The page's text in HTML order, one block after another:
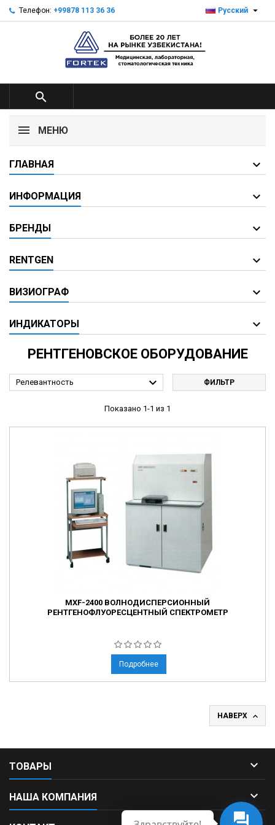
Телефон: +99878 113 36 36 Русский 

МЕНЮ
ГЛАВНАЯ
ИНФОРМАЦИЯ
БРЕНДЫ
RENTGEN
ВИЗИОГРАФ
ИНДИКАТОРЫ
РЕНТГЕНОВСКОЕ ОБОРУДОВАНИЕ
Релевантность  ФИЛЬТР
Показано 1-1 из 1
MXF-2400 ВОЛНОДИСПЕРСИОННЫЙ
РЕНТГЕНОФЛУОРЕСЦЕНТНЫЙ СПЕКТРОМЕТР
Подробнее
НАВЕРХ 
ТОВАРЫ 
НАША КОМПАНИЯ 